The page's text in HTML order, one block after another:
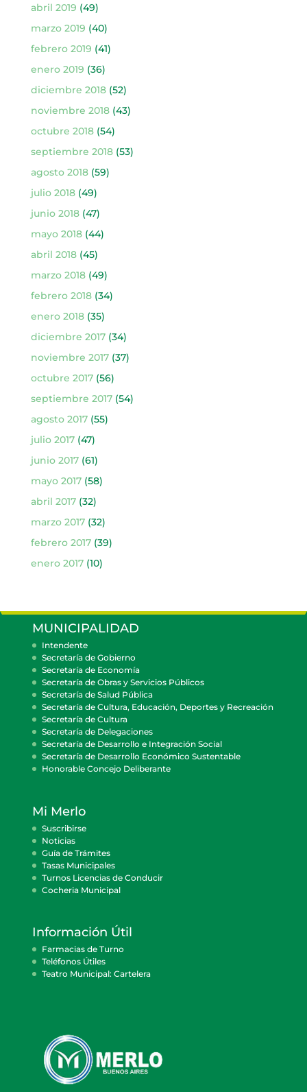
abril 2019 (49)
marzo 2019 (40)
febrero 2019 (41)
enero 2019 (36)
diciembre 2018(52)
noviembre 2018(43)
octubre 2018(54)
septiembre 2018(53)
agosto 2018(59)
julio 2018(49)
junio 2018(47)
mayo 2018(44)
abril 2018(45)
marzo 2018(49)
febrero 2018(34)
enero 2018(35)
diciembre 2017(34)
noviembre 2017(37)
octubre 2017(56)
septiembre 2017(54)
agosto 2017(55)
julio 2017(47)
junio 2017(61)
mayo 2017(58)
abril 2017(32)
marzo 2017(32)
febrero 2017(39)
enero 2017(10)
MUNICIPALIDAD
Intendente
Secretaría de Gobierno
Secretaría de Economía
Secretaría de Obras y Servicios Públicos
Secretaría de Salud Pública
Secretaría de Cultura, Educación, Deportes y Recreación
Secretaría de Cultura
Secretaría de Delegaciones
Secretaría de Desarrollo e Integración Social
Secretaría de Desarrollo Económico Sustentable
Honorable Concejo Deliberante
Mi Merlo
Suscribirse
Noticias
Guía de Trámites
Tasas Municipales
Turnos Licencias de Conducir
Cocheria Municipal
Información Útil
Farmacias de Turno
Teléfonos Útiles
Teatro Municipal: Cartelera